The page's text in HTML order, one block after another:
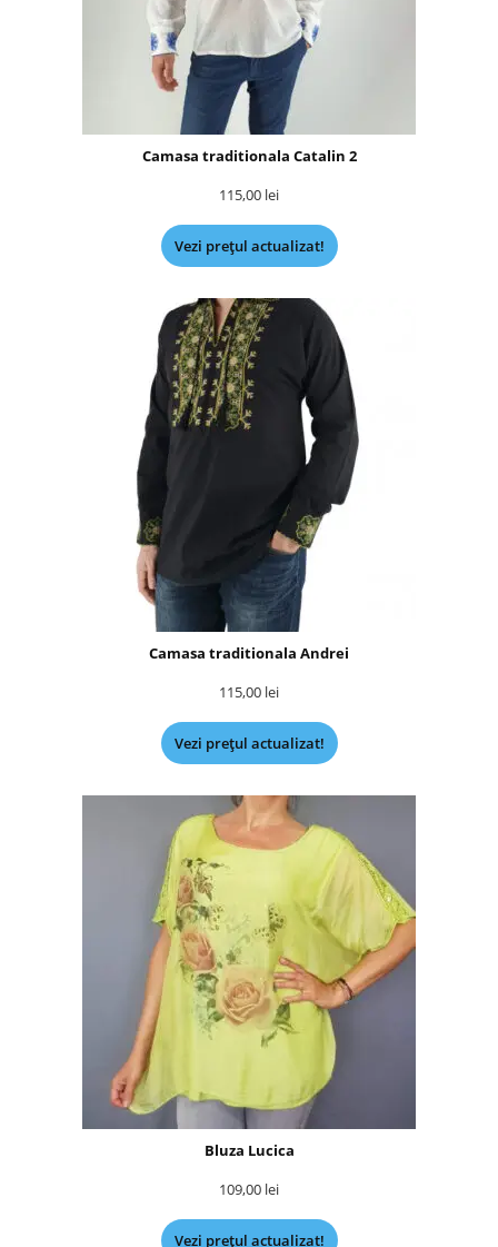
Camasa traditionala Catalin 2
115,00 lei
Vezi prețul actualizat!
Camasa traditionala Andrei
115,00 lei
Vezi prețul actualizat!
Bluza Lucica
109,00 lei
Vezi prețul actualizat!